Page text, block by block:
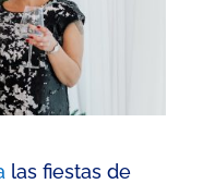
las fiestas de